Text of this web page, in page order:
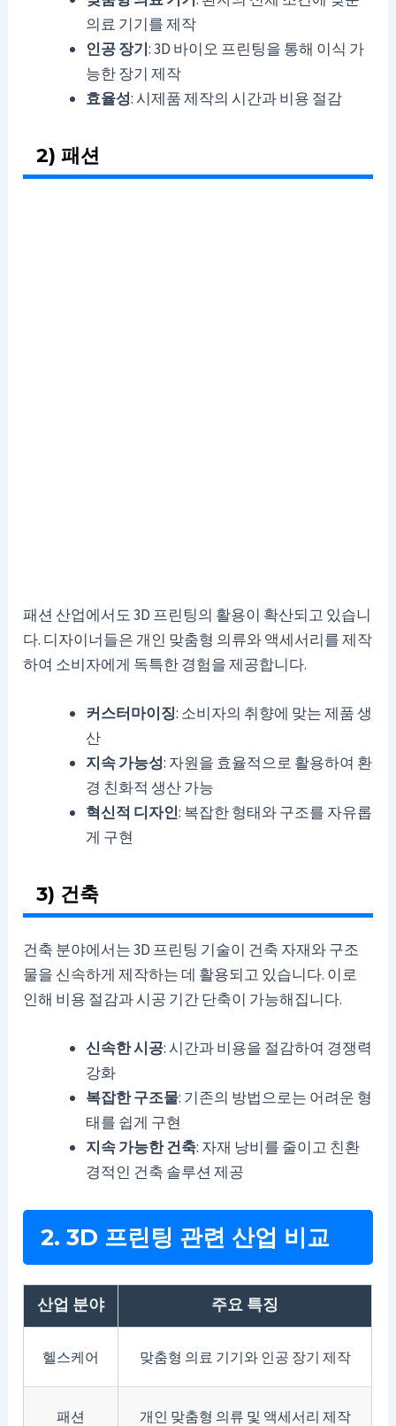
의료 기기를 제작
인공 장기: 3D 바이오 프린팅을 통해 이식 가
능한 장기 제작
효율성: 시제품 제작의 시간과 비용 절감
2) 패션
패션 산업에서도 3D 프린팅의 활용이 확산되고 있습니
다. 디자이너들은 개인 맞춤형 의류와 액세서리를 제작
하여 소비자에게 독특한 경험을 제공합니다.
커스터마이징: 소비자의 취향에 맞는 제품 생
산
지속 가능성: 자원을 효율적으로 활용하여 환
경 친화적 생산 가능
혁신적 디자인: 복잡한 형태와 구조를 자유롭
게 구현
3) 건축
건축 분야에서는 3D 프린팅 기술이 건축 자재와 구조
물을 신속하게 제작하는 데 활용되고 있습니다. 이로
인해 비용 절감과 시공 기간 단축이 가능해집니다.
신속한 시공: 시간과 비용을 절감하여 경쟁력
강화
복잡한 구조물: 기존의 방법으로는 어려운 형
태를 쉽게 구현
지속 가능한 건축: 자재 낭비를 줄이고 친환
경적인 건축 솔루션 제공
2. 3D 프린팅 관련 산업 비교
산업 분야 주요 특징
헬스케어 맞춤형 의료 기기와 인공 장기 제작
패션 개인 맞춤형 의류 및 액세서리 제작